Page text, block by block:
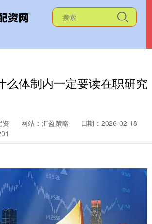
么体制内一定要读在职研究
资 网站：汇盈策略
日期：2026-02-18